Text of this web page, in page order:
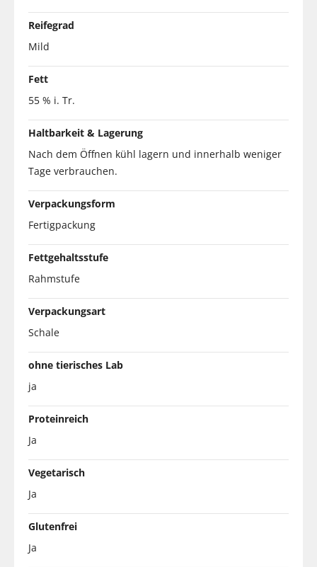
Reifegrad
Mild
Fett
55 % i. Tr.
Haltbarkeit & Lagerung
Nach dem Öffnen kühl lagern und innerhalb weniger
Tage verbrauchen.
Verpackungsform
Fertigpackung
Fettgehaltsstufe
Rahmstufe
Verpackungsart
Schale
ohne tierisches Lab
ja
Proteinreich
Ja
Vegetarisch
Ja
Glutenfrei
Ja